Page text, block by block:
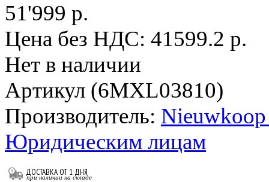
51'999 р.
Цена без НДС: 41599.2 р.
Нет в наличии
Артикул (6MXL03810)
Производитель:
Юридическим лицам
ДОСТАВКА ОТ 1 ДНЯ
при наличии на складе